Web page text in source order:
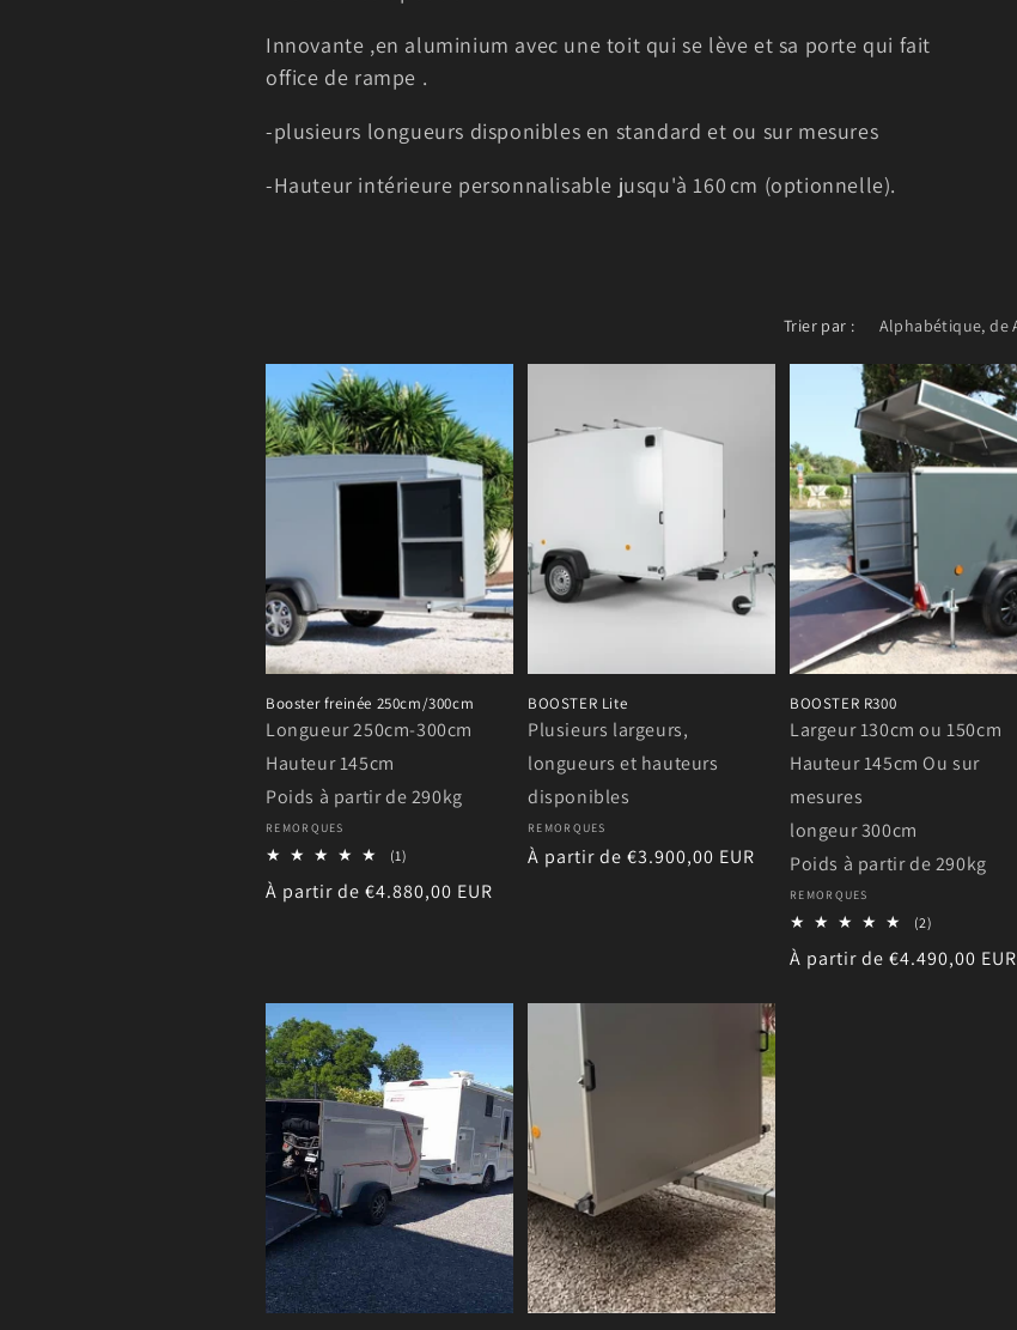
e
c
t
n
:
Innovante ,en aluminium avec une toit qui se lève et sa porte qui fait
office de rampe .
-plusieurs longueurs disponibles en standard et ou sur mesures
-Hauteur intérieure personnalisable jusqu'à 160 cm (optionnelle).
Trier par :
Booster freinée 250cm/300cm
Longueur 250cm-300cm
Hauteur 145cm
Poids à partir de 290kg
Fournisseur :
REMORQUES
(1)
des
Prix
À partir de €4.880,00 EUR
BOOSTER Lite
Plusieurs largeurs,
longueurs et hauteurs
disponibles
Fournisseur :
REMORQUES
Prix
À partir de €3.900,00 EUR
BOOSTER R300
Largeur 130cm ou 150cm
Hauteur 145cm Ou sur
mesures
longeur 300cm
Poids à partir de 290kg
Fournisseur :
REMORQUES
(2)
des
Prix
À partir de €4.490,00 EUR